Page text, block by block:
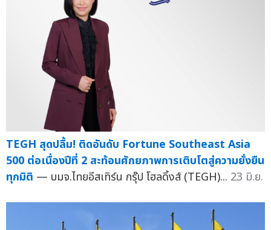
TEGH สุดปลื้ม! ติดอันดับ Fortune Southeast Asia
500 ต่อเนื่องปีที่ 2 สะท้อนศักยภาพการเติบโตสู่ความยั่งยืน
ทุกมิติ — บมจ.ไทยอีสเทิร์น กรุ๊ป โฮลดิ้งส์ (TEGH)... 23 มิ.ย.